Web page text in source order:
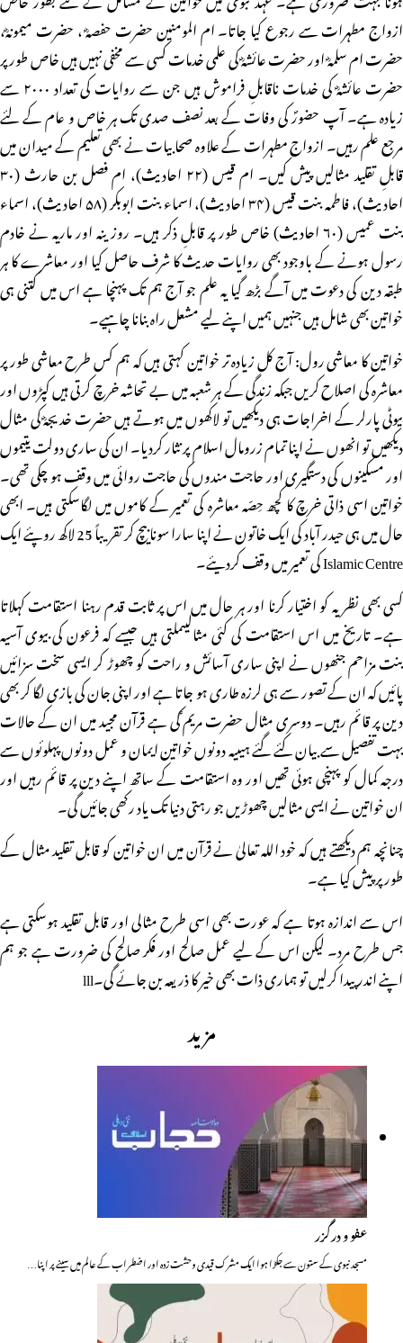
ازواج مطہرات سے رجوع کیا جاتا۔ ام المومنین حضرت حفصہؓ ، حضرت میمونہؓ،
حضرت ام سلمہؓ اور حضرت عائشہؓ کی علمی خدمات کسی سے مخفی نہیں ہیں خاص طور پر
حضرت عائشہؓ کی خدمات ناقابلِ فراموش ہیں جن سے روایات کی تعداد ۲۰۰۰ سے
زیادہ ہے۔ آپ حضورؐ کی وفات کے بعد نصف صدی تک ہر خاص و عام کے لئے
مرجع علم رہیں۔ ازواج مطہرات کے علاوہ صحابیات نے بھی تعلیم کے میدان میں
قابلِ تقلید مثالیں پیش کیں۔ ام قیس (۲۲ احادیث)، ام فصل بن حارث (۳۰
احادیث)، فاطمہ بنت قیس (۳۴ احادیث)، اسماء بنت ابوبکر (۵۸ احادیث)، اسماء
بنت عمیس (۶۰ احادیث) خاص طور پر قابلِ ذکر ہیں۔ روز ینہ اور ماریہ نے خادم
رسول ہونے کے باوجود بھی روایات حدیث کا شرف حاصل کیا اور معاشرے کا ہر
طبقہ دین کی دعوت میں آگے بڑھ گیا یہ علم جو آج ہم تک پہنچا ہے اس میں کتنی ہی
خواتین بھی شامل ہیں جنہیں ہمیں اپنے لیے مشعل راہ بنانا چاہیے۔
خواتین کا معاشی رول: آج کل زیادہ تر خواتین کہتی ہیں کہ ہم کس طرح معاشی طور پر
معاشرہ کی اصلاح کریں جبکہ زندگی کے ہر شعبہ میں بے تحاشہ خرچ کرتی ہیں کپڑوں اور
بیوٹی پارلر کے اخراجات ہی دیکھیں تو لاکھوں میں ہوتے ہیں حضرت خدیجہؓ کی مثال
دیکھیں تو انھوں نے اپنا تمام زرومال اسلام پر نثار کردیا۔ ان کی ساری دولت یتیموں
اور مسکینوں کی دستگیری اور حاجت مندوں کی حاجت روائی میں وقف ہو چکی تھی۔
خواتین اسی ذاتی خرچ کا کچھ حِصّہ معاشرہ کی تعمیر کے کاموں میں لگاسکتی ہیں۔ ابھی
حال میں ہی حیدر آباد کی ایک خاتون نے اپنا سارا سونا بیچ کر تقریباً 25 لاکھ روپئے ایک
Islamic Centre کی تعمیر میں وقف کردیئے۔
کسی بھی نظر یہ کو اختیار کرنا اور ہر حال میں اس پر ثابت قدم رہنا استقامت کہلاتا
ہے۔ تاریخ میں اس استقامت کی کئی مثالیںملتی ہیں جیسے کہ فرعون کی بیوی آسیہ
بنت مزاحم جنھوں نے اپنی ساری آسائش و راحت کو چھوڑ کر ایسی سخت سزائیں
پائیں کہ ان کے تصور سے ہی لرزہ طاری ہو جاتا ہے اور اپنی جان کی بازی لگا کر بھی
دین پر قائم رہیں۔ دوسری مثال حضرت مریم ؑکی ہے قرآن مجید میں ان کے حالات
بہت تفصیل سے بیان کئے گئے ہیںیہ دونوں خواتین ایمان و عمل دونوں پہلوئوں سے
درجہ کمال کو پہنچی ہوئی تھیں اور وہ استقامت کے ساتھ اپنے دین پر قائم رہیں اور
ان خواتین نے ایسی مثالیں چھوڑیں جو رہتی دنیا تک یاد رکھی جائیں گی۔
چنانچہ ہم دیکھتے ہیں کہ خود اللہ تعالیٰ نے قرآن میں ان خواتین کو قابل تقلید مثال کے
طور پر پیش کیا ہے۔
اس سے اندازہ ہوتا ہے کہ عورت بھی اسی طرح مثالی اور قابل تقلید ہوسکتی ہے
جس طرح مرد۔ لیکن اس کے لیے عمل صالح اور فکر صالح کی ضرورت ہے جو ہم
اپنے اندر پیدا کرلیں تو ہماری ذات بھی خیر کا ذریعہ بن جائے گی۔lll
مزید
عفو و درگزر
مسجد نبوی کے ستون سے جکڑا ہوا ایک مشرک قیدی وحشت زدہ اور اضطراب کے عالم میں سینے پر اپنا…